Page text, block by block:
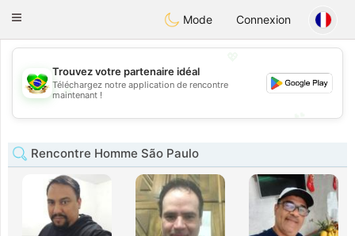
BrasilConversar
Toggle
Mode Connexion
💖
💕
Trouvez votre partenaire idéal
Téléchargez notre application de rencontre
maintenant !
Rencontre Homme São Paulo